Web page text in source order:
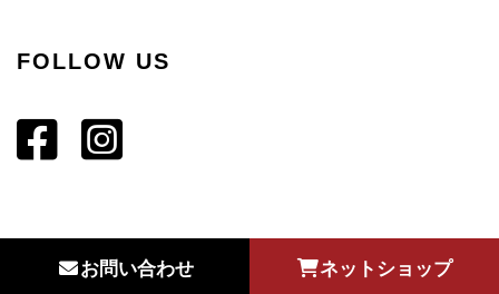
FOLLOW US
お問い合わせ ネットショップ